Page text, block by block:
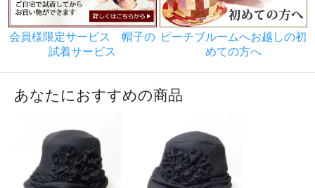
会員様限定サービス 帽子の
試着サービス
ピーチブルームへお越しの初
めての方へ
あなたにおすすめの商品